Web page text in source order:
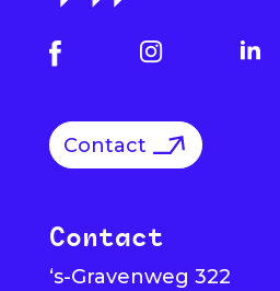
Contact
Contact
‘s-Gravenweg 322